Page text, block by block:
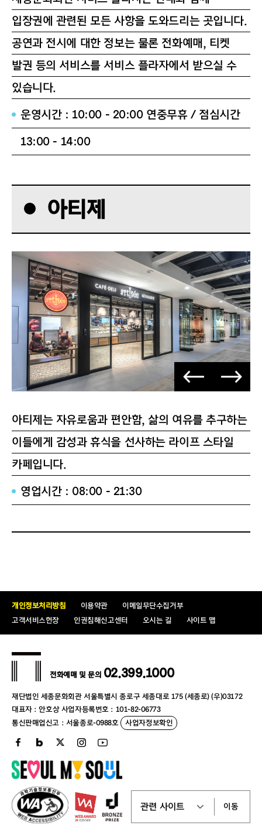
입장권에 관련된 모든 사항을 도와드리는 곳입니다.
공연과 전시에 대한 정보는 물론 전화예매, 티켓
발권 등의 서비스를 서비스 플라자에서 받으실 수
있습니다.
운영시간 : 10:00 - 20:00 연중무휴 / 점심시간
13:00 - 14:00
아티제
아티제는 자유로움과 편안함, 삶의 여유를 추구하는
이들에게 감성과 휴식을 선사하는 라이프 스타일
카페입니다.
영업시간 : 08:00 - 21:30
개인정보처리방침 이용약관
이메일무단수집거부
고객서비스헌장
인권침해신고센터 오시는 길 사이트 맵
재단법인 세종문화회관 서울특별시 종로구 세종대로 175 (세종로) (우)03172
대표자 : 안호상 사업자등록번호 : 101-82-06773
통신판매업신고 : 서울종로-0988호 사업자정보확인
전화예매 및 문의 02.399.1000
이동